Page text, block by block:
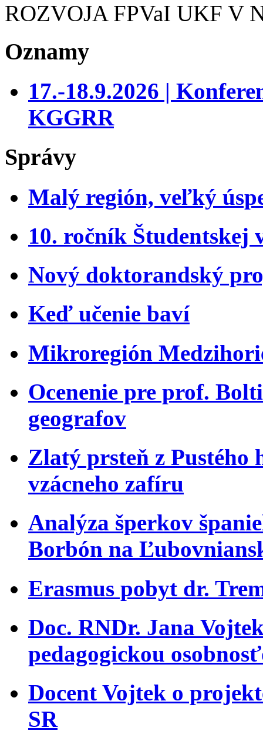
ROZVOJA FPVaI UKF V
Oznamy
17.-18.9.2026 |
KGGRR
Správy
Malý región, veľký
10. ročník Študentskej
Nový doktorandský
Keď učenie baví
Mikroregión
Ocenenie pre prof.
geografov
Zlatý prsteň z Pustého
vzácneho zafíru
Analýza šperkov
Borbón na
Erasmus pobyt dr.
Doc. RNDr. Jana
pedagogickou
Docent Vojtek o
SR